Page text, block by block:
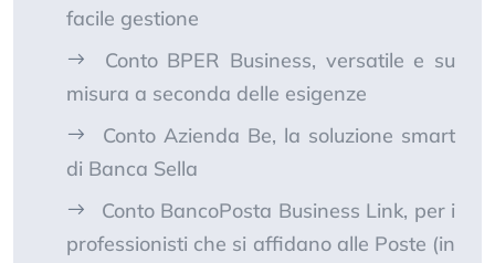
facile gestione
Conto BPER Business, versatile e su
misura a seconda delle esigenze
Conto Azienda Be, la soluzione smart
di Banca Sella
Conto BancoPosta Business Link, per i
professionisti che si affidano alle Poste (in